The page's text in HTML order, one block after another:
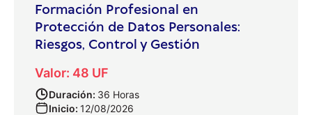
Formación Profesional en
Protección de Datos Personales:
Riesgos, Control y Gestión
Valor: 48 UF
Duración: 36 Horas
Inicio: 12/08/2026